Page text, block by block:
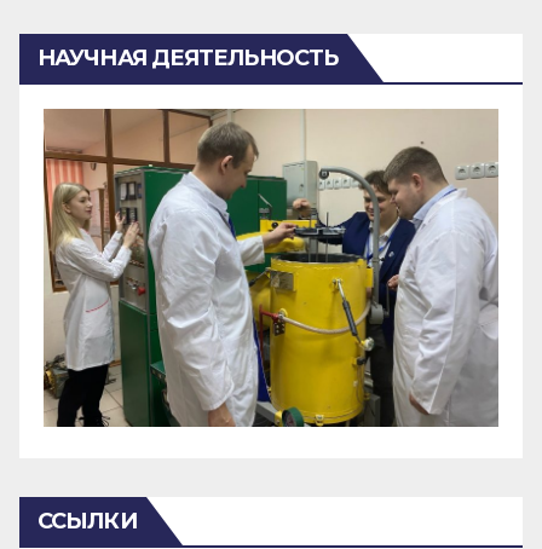
НАУЧНАЯ ДЕЯТЕЛЬНОСТЬ
ССЫЛКИ